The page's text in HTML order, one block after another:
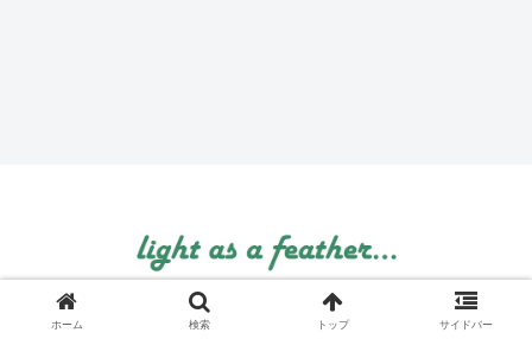
© 1999 light as a feather....
ホーム 検索 トップ サイドバー